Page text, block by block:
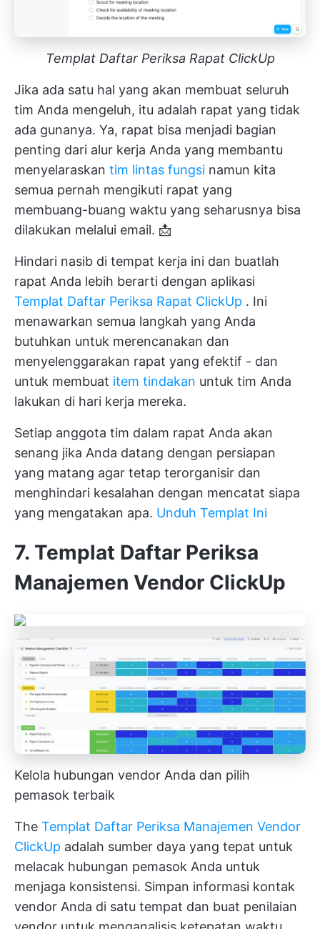
Templat Daftar Periksa Rapat ClickUp
Jika ada satu hal yang akan membuat seluruh
tim Anda mengeluh, itu adalah rapat yang tidak
ada gunanya. Ya, rapat bisa menjadi bagian
penting dari alur kerja Anda yang membantu
menyelaraskan tim lintas fungsi namun kita
semua pernah mengikuti rapat yang
membuang-buang waktu yang seharusnya bisa
dilakukan melalui email. 📩
Hindari nasib di tempat kerja ini dan buatlah
rapat Anda lebih berarti dengan aplikasi
Templat Daftar Periksa Rapat ClickUp . Ini
menawarkan semua langkah yang Anda
butuhkan untuk merencanakan dan
menyelenggarakan rapat yang efektif - dan
untuk membuat item tindakan untuk tim Anda
lakukan di hari kerja mereka.
Setiap anggota tim dalam rapat Anda akan
senang jika Anda datang dengan persiapan
yang matang agar tetap terorganisir dan
menghindari kesalahan dengan mencatat siapa
yang mengatakan apa. Unduh Templat Ini
7. Templat Daftar Periksa
Manajemen Vendor ClickUp
Kelola hubungan vendor Anda dan pilih
pemasok terbaik
The Templat Daftar Periksa Manajemen Vendor
ClickUp adalah sumber daya yang tepat untuk
melacak hubungan pemasok Anda untuk
menjaga konsistensi. Simpan informasi kontak
vendor Anda di satu tempat dan buat penilaian